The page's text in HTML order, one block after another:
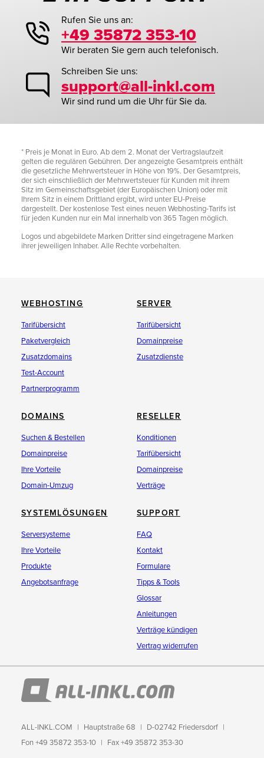
Rufen Sie uns an:
+49 35872 353-10
Wir beraten Sie gern auch telefonisch.
Schreiben Sie uns:
support@all-inkl.com
Wir sind rund um die Uhr für Sie da.
* Preis je Monat in Euro. Ab dem 2. Monat der Vertragslaufzeit
gelten die regulären Gebühren. Der angezeigte Gesamtpreis enthält
die gesetzliche Mehrwertsteuer in Höhe von 19%. Der Gesamtpreis,
der sich einschließlich der Mehrwertsteuer für Kunden mit ihrem
Sitz im Gemeinschaftsgebiet (der Europäischen Union) oder mit
Ihrem Sitz in einem Drittland ergibt, wird unter EU-Preise
dargestellt. Der kostenlose Test eines neuen Webhosting-Tarifs ist
für jeden Kunden nur ein Mal innerhalb von 365 Tagen möglich.
Logos und abgebildete Marken Dritter sind eingetragene Marken
ihrer jeweiligen Inhaber. Alle Rechte vorbehalten.
WEBHOSTING
Tarifübersicht
Paketvergleich
Zusatzdomains
Test-Account
Partnerprogramm
SERVER
Tarifübersicht
Domainpreise
Zusatzdienste
DOMAINS
Suchen & Bestellen
Domainpreise
Ihre Vorteile
Domain-Umzug
RESELLER
Konditionen
Tarifübersicht
Domainpreise
Verträge
SYSTEMLÖSUNGEN
Serversysteme
Ihre Vorteile
Produkte
Angebotsanfrage
SUPPORT
FAQ
Kontakt
Formulare
Tipps & Tools
Glossar
Anleitungen
Verträge kündigen
Vertrag widerrufen
ALL-INKL.COM Hauptstraße 68
D-02742 Friedersdorf
Fon +49 35872 353-10
Fax +49 35872 353-30